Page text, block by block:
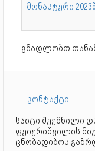
მონასტერი 2023წ
გმადლობთ
კონტაქტი
საიტი შექმნილი
ფეიქრიშვილის
ცნობადიბოს